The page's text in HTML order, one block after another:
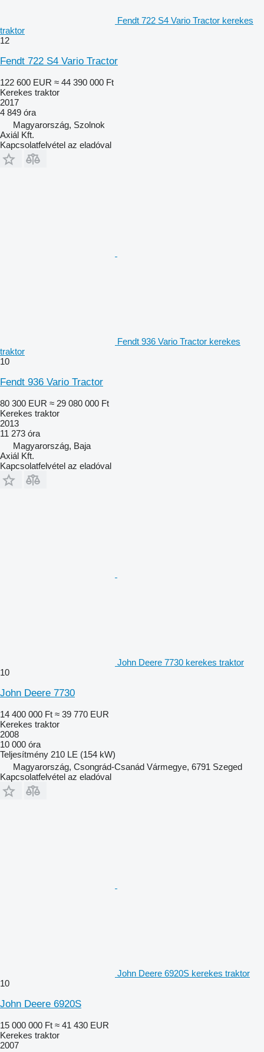
Fendt 722 S4 Vario Tractor kerekes
traktor
12
Fendt 722 S4 Vario Tractor
122 600 EUR ≈ 44 390 000 Ft
Kerekes traktor
2017
4 849 óra
Magyarország, Szolnok
Axiál Kft.
Kapcsolatfelvétel az eladóval
Fendt 936 Vario Tractor kerekes
traktor
10
Fendt 936 Vario Tractor
80 300 EUR ≈ 29 080 000 Ft
Kerekes traktor
2013
11 273 óra
Magyarország, Baja
Axiál Kft.
Kapcsolatfelvétel az eladóval
John Deere 7730 kerekes traktor
10
John Deere 7730
14 400 000 Ft ≈ 39 770 EUR
Kerekes traktor
2008
10 000 óra
Teljesítmény 210 LE (154 kW)
Magyarország, Csongrád-Csanád Vármegye, 6791 Szeged
Kapcsolatfelvétel az eladóval
John Deere 6920S kerekes traktor
10
John Deere 6920S
15 000 000 Ft ≈ 41 430 EUR
Kerekes traktor
2007